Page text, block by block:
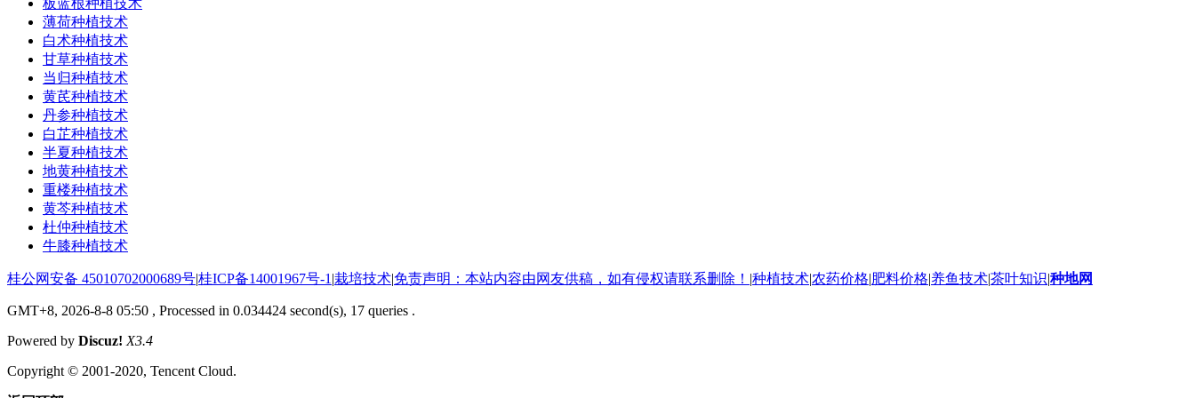
板蓝根种植技术
薄荷种植技术
白术种植技术
甘草种植技术
当归种植技术
黄芪种植技术
丹参种植技术
白芷种植技术
半夏种植技术
地黄种植技术
重楼种植技术
黄芩种植技术
杜仲种植技术
牛膝种植技术
桂公网安备 45010702000689号|桂ICP备14001967号-1 |栽培技术|免责声明：本站内容由网友供稿，如有侵权请联系删除！ |种植技术|农药价格|肥料价格|养鱼技术|茶叶知识|种地网
GMT+8, 2026-8-8 05:50 , Processed in 0.034424 second(s), 17 queries .
Powered by Discuz! X3.4
Copyright © 2001-2020, Tencent Cloud.